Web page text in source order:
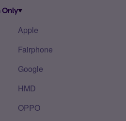
Only
Apple
Fairphone
Google
HMD
OPPO